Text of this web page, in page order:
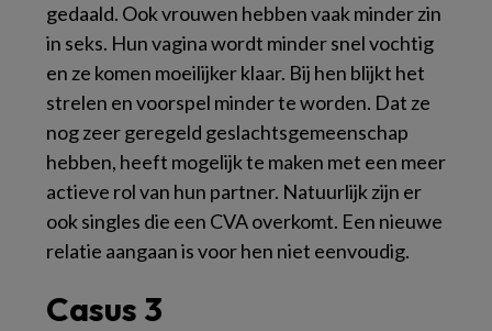
gedaald. Ook vrouwen hebben vaak minder zin
in seks. Hun vagina wordt minder snel vochtig
en ze komen moeilijker klaar. Bij hen blijkt het
strelen en voorspel minder te worden. Dat ze
nog zeer geregeld geslachtsgemeenschap
hebben, heeft mogelijk te maken met een meer
actieve rol van hun partner. Natuurlijk zijn er
ook singles die een CVA overkomt. Een nieuwe
relatie aangaan is voor hen niet eenvoudig.
Casus 3